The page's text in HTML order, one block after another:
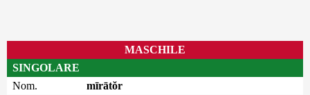
MASCHILE
SINGOLARE
Nom.
mīrātŏr